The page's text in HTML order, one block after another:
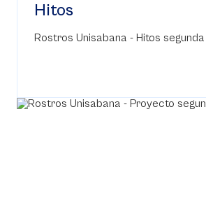
Hitos
Rostros Unisabana - Hitos